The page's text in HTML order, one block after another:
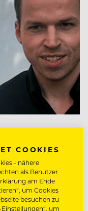
COOKIES
- nähere
als Benutzer
am Ende
um Cookies
besuchen zu
um